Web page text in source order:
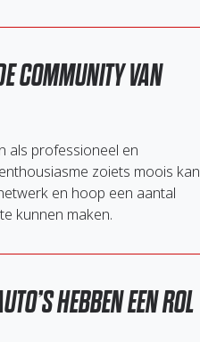
COMMUNITY VAN
als professioneel en
zoiets moois kan
en hoop een aantal
kunnen maken.
HEBBEN EEN ROL